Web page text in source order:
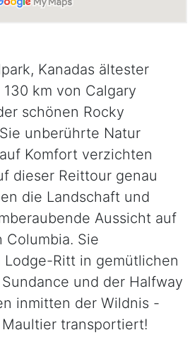
Kanadas ältester
km von Calgary
schönen Rocky
unberührte Natur
Komfort verzichten
dieser Reittour genau
die Landschaft und
Aussicht auf
Columbia. Sie
Ritt in gemütlichen
und der Halfway
inmitten der Wildnis -
transportiert!